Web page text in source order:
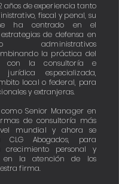
años de experiencia tanto
fiscal y penal, su
ha centrado en el
de defensa en
administrativos
la práctica del
con la consultoría e
jurídica especializada,
local o federal, para
y extranjeras.
Senior Manager en
de consultoría más
mundial y ahora se
CLG Abogados, para
crecimiento personal y
en la atención de los
firma.